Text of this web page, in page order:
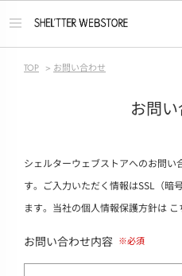
メ
TOP > お問い合わせ
お問
シェルターウェブストアへのお問い
す。ご入力いただく情報はSSL（暗
ます。当社の個人情報保護方針は こ
お問い合わせ内容